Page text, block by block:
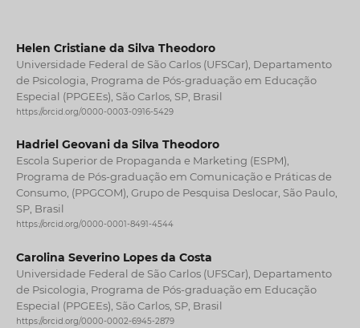
Helen Cristiane da Silva Theodoro
Universidade Federal de São Carlos (UFSCar), Departamento
de Psicologia, Programa de Pós-graduação em Educação
Especial (PPGEEs), São Carlos, SP, Brasil
https://orcid.org/0000-0003-0916-5429
Hadriel Geovani da Silva Theodoro
Escola Superior de Propaganda e Marketing (ESPM),
Programa de Pós-graduação em Comunicação e Práticas de
Consumo, (PPGCOM), Grupo de Pesquisa Deslocar, São Paulo,
SP, Brasil
https://orcid.org/0000-0001-8491-4544
Carolina Severino Lopes da Costa
Universidade Federal de São Carlos (UFSCar), Departamento
de Psicologia, Programa de Pós-graduação em Educação
Especial (PPGEEs), São Carlos, SP, Brasil
https://orcid.org/0000-0002-6945-2879